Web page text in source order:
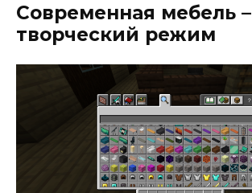
Современная мебель –
творческий режим